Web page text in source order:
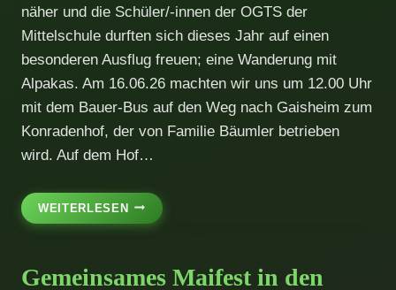
näher und die Schüler/-innen der OGTS der
Mittelschule durften sich dieses Jahr auf einen
besonderen Ausflug freuen; eine Wanderung mit
Alpakas. Am 16.06.26 machten wir uns um 12.00 Uhr
mit dem Bauer-Bus auf den Weg nach Gaisheim zum
Konradenhof, der von Familie Bäumler betrieben
wird. Auf dem Hof…
WEITERLESENBEGEGNUNG
MIT
Gemeinsames Maifest in den